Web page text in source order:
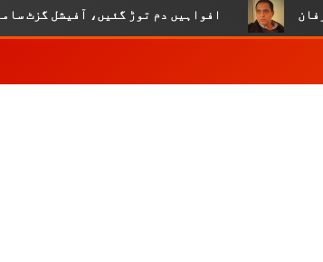
افواہیں دم توڑ گئیں، آفیشل گزٹ